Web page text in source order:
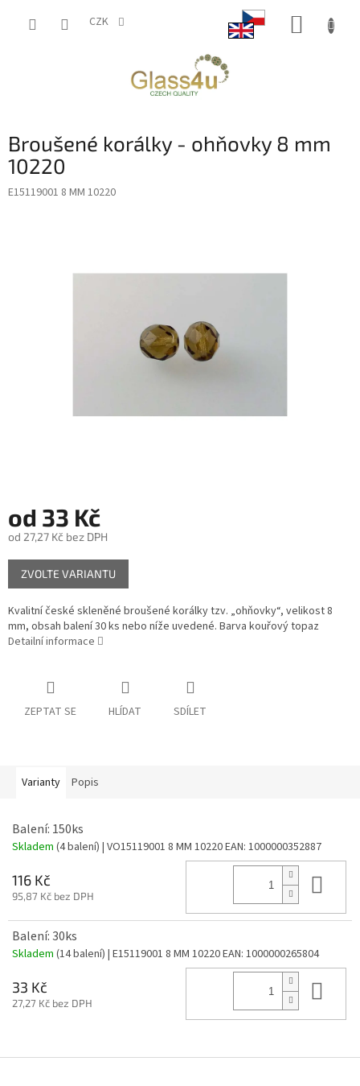
CZK
Broušené korálky - ohňovky 8 mm
10220
E15119001 8 MM 10220
od 33 Kč
od 27,27 Kč bez DPH
Měrná
cena:
ZVOLTE VARIANTU
Kvalitní české skleněné broušené korálky tzv. „ohňovky“, velikost 8
mm, obsah balení 30 ks nebo níže uvedené. Barva kouřový topaz
Detailní informace
ZEPTAT SE HLÍDAT SDÍLET
Varianty Popis
Balení: 150ks
Skladem (4 balení) | VO15119001 8 MM 10220EAN: 1000000352887
116 Kč
95,87 Kč bez DPH
Balení: 30ks
Skladem (14 balení) | E15119001 8 MM 10220EAN: 1000000265804
33 Kč
27,27 Kč bez DPH